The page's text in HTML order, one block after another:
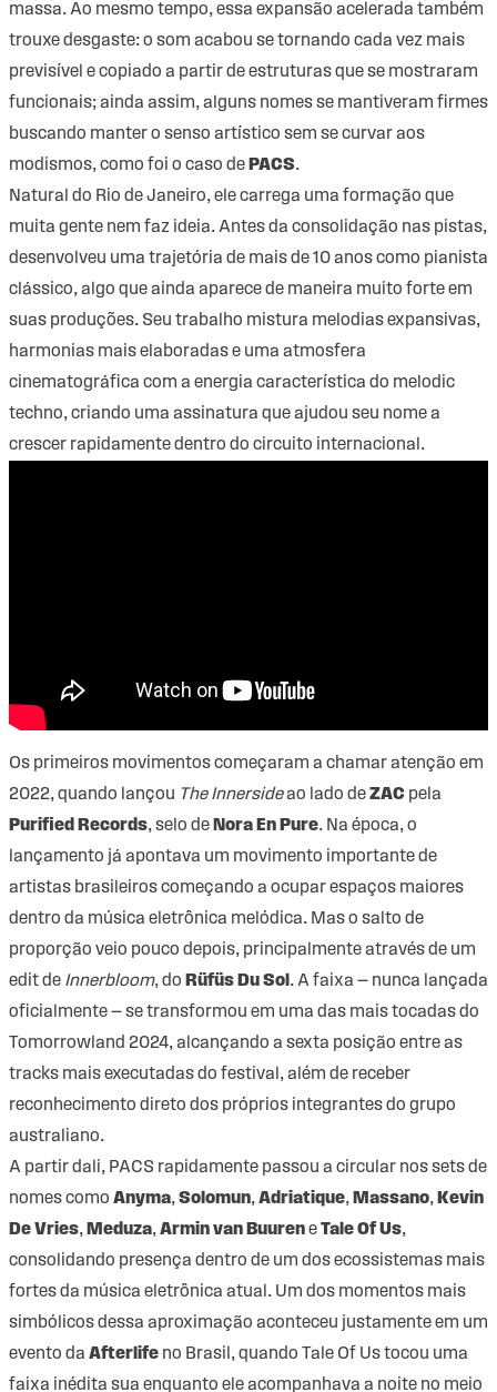
massa. Ao mesmo tempo,essa expansão acelerada também
trouxe desgaste: o som acabou se tornando cada vez mais
previsível e copiado a partir de estruturas que se mostraram
funcionais; ainda assim, alguns nomes se mantiveram firmes
buscando manter o senso artístico sem se curvar aos
modismos, como foi o caso de PACS.
Natural do Rio de Janeiro, ele carrega uma formação que
muita gente nem faz ideia. Antes da consolidação nas pistas,
desenvolveu uma trajetória de mais de 10 anos como pianista
clássico, algo que ainda aparece de maneira muito forte em
suas produções. Seu trabalho mistura melodias expansivas,
harmonias mais elaboradas e uma atmosfera
cinematográfica com a energia característica do melodic
techno, criando uma assinatura que ajudou seu nome a
crescer rapidamente dentro do circuito internacional.
Os primeiros movimentos começaram a chamar atenção em
2022, quando lançou The Innersideao lado deZAC pela
Purified Records, selo de Nora En Pure. Na época, o
lançamento já apontava um movimento importante de
artistas brasileiros começando a ocupar espaços maiores
dentro da música eletrônica melódica. Mas o salto de
proporção veio pouco depois, principalmente através de um
edit de Innerbloom, do Rüfüs Du Sol . A faixa — nunca lançada
oficialmente — se transformou em uma das mais tocadas do
Tomorrowland 2024, alcançando a sexta posição entre as
tracks mais executadas do festival, além de receber
reconhecimento direto dos próprios integrantes do grupo
australiano.
A partir dali, PACS rapidamente passou a circular nos sets de
nomes como Anyma,Solomun,Adriatique, Massano, Kevin
De Vries, Meduza,Armin van BuureneTale Of Us,
consolidando presença dentro de um dos ecossistemas mais
fortes da música eletrônica atual. Um dos momentos mais
simbólicos dessa aproximação aconteceu justamente em um
evento da Afterlife no Brasil, quando Tale Of Us tocou uma
faixa inédita sua enquanto ele acompanhava a noite no meio